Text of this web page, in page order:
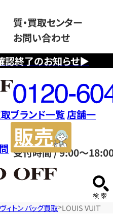
認終了のお知らせ▶
質・買取センター
お問い合わせ
フ
リ
ー
ダ
イ
ヤ
ル
0120604117
受付時間 / 9:00～
ブランド一覧店舗一
サ
ィトン バッグ買取 LOUIS